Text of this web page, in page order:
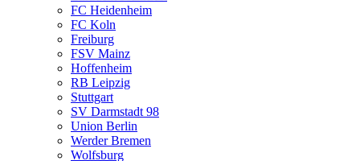
FC Heidenheim
FC Koln
Freiburg
FSV Mainz
Hoffenheim
RB Leipzig
Stuttgart
SV Darmstadt 98
Union Berlin
Werder Bremen
Wolfsburg